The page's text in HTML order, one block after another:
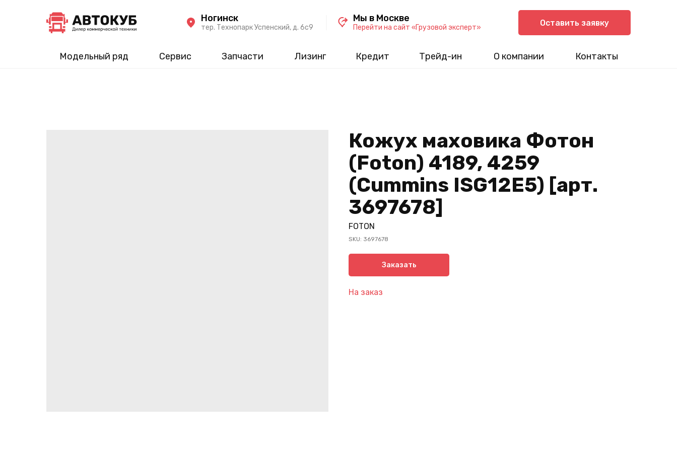
Модельный ряд Сервис Запчасти Лизинг Кредит Трейд-ин О компании Контакты
Оставить заявку
тер. Технопарк Успенский, д. 6c9
Ногинск
Перейти на сайт «Грузовой эксперт»
Мы в Москве
Кожух маховика Фотон
(Foton) 4189, 4259
(Cummins ISG12E5) [арт.
3697678]
FOTON
SKU: 3697678
Заказать
На заказ